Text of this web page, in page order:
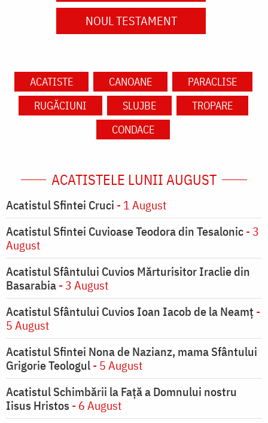
NOUL TESTAMENT
ACATISTE CANOANE
PARACLISE
RUGĂCIUNI
SLUJBE
TROPARE
CONDACE
ACATISTELE LUNII AUGUST
Acatistul Sfintei Cruci - 1 August
Acatistul Sfintei Cuvioase Teodora din Tesalonic- 3
August
Acatistul Sfântului Cuvios Mărturisitor Iraclie din
Basarabia- 3 August
Acatistul Sfântului Cuvios Ioan Iacob de la Neamț -
5 August
Acatistul Sfintei Nona de Nazianz, mama Sfântului
Grigorie Teologul- 5 August
Acatistul Schimbării la Faţă a Domnului nostru
Iisus Hristos - 6 August